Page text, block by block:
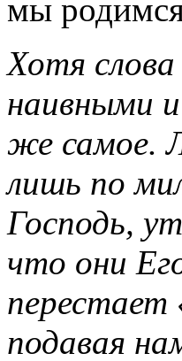
мы
Хотя
наивными
же самое.
лишь по
Господь,
что они
перестает
подавая